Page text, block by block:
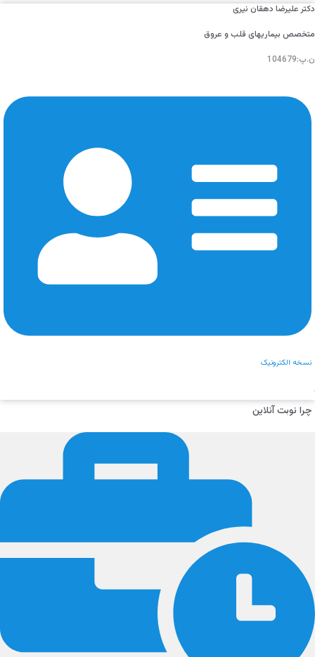
دکتر علیرضا دهقان نیری
متخصص بیماریهای قلب و عروق
ن.پ:104679
نسخه الکترونیک
چرا نوبت آنلاین